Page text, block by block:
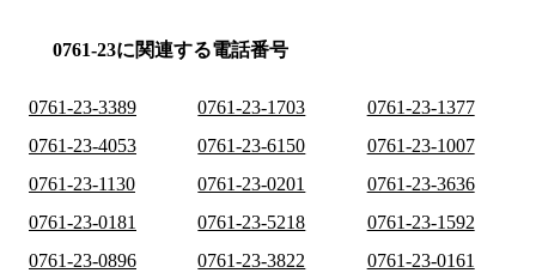
0761-23に関連する電話番号
0761-23-3389 0761-23-1703
0761-23-1377
0761-23-4053
0761-23-6150
0761-23-1007
0761-23-1130
0761-23-0201
0761-23-3636
0761-23-0181
0761-23-5218
0761-23-1592
0761-23-0896
0761-23-3822
0761-23-0161